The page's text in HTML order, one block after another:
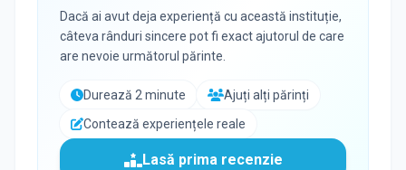
Dacă ai avut deja experiență cu această instituție,
câteva rânduri sincere pot fi exact ajutorul de care
are nevoie următorul părinte.
Durează 2 minute
Ajuți alți părinți
Contează experiențele reale
Lasă prima recenzie